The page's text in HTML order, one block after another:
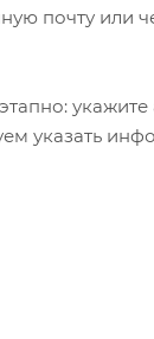
почту или
указать